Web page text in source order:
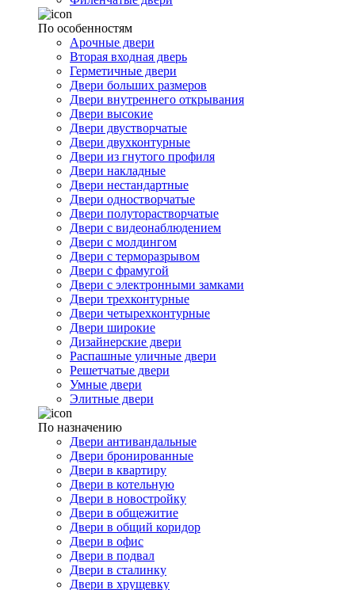
По особенностям
Арочные двери
Вторая входная дверь
Герметичные двери
Двери больших размеров
Двери внутреннего открывания
Двери высокие
Двери двустворчатые
Двери двухконтурные
Двери из гнутого профиля
Двери накладные
Двери нестандартные
Двери одностворчатые
Двери полуторастворчатые
Двери с видеонаблюдением
Двери с молдингом
Двери с терморазрывом
Двери с фрамугой
Двери с электронными замками
Двери трехконтурные
Двери четырехконтурные
Двери широкие
Дизайнерские двери
Распашные уличные двери
Решетчатые двери
Умные двери
Элитные двери
По назначению
Двери антивандальные
Двери бронированные
Двери в квартиру
Двери в котельную
Двери в новостройку
Двери в общежитие
Двери в общий коридор
Двери в офис
Двери в подвал
Двери в сталинку
Двери в хрущевку